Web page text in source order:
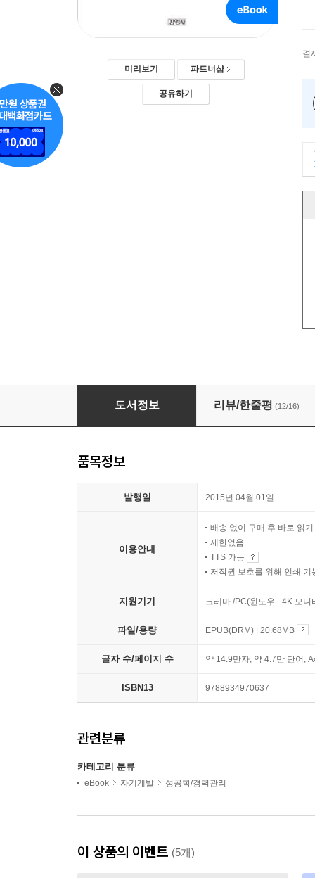
미리보기 파트너샵
공유하기
결
나는 나를 어떻게 할 것인가
도서정보 리뷰/한줄평 (12/16)
품목정보
발행일 2015년 04월 01일
이용안내
배송 없이 구매 후 바로 읽기
제한없음
TTS 가능
저작권 보호를 위해 인쇄 기
지원기기 크레마 /PC(윈도우 - 4K 모
파일/용량 EPUB(DRM) | 20.68MB
글자 수/페이지 수 약 14.9만자, 약 4.7만 단어,
ISBN13 9788934970637
관련분류
카테고리 분류
eBook 자기계발 성공학/경력관리
이 상품의 이벤트 (5개)